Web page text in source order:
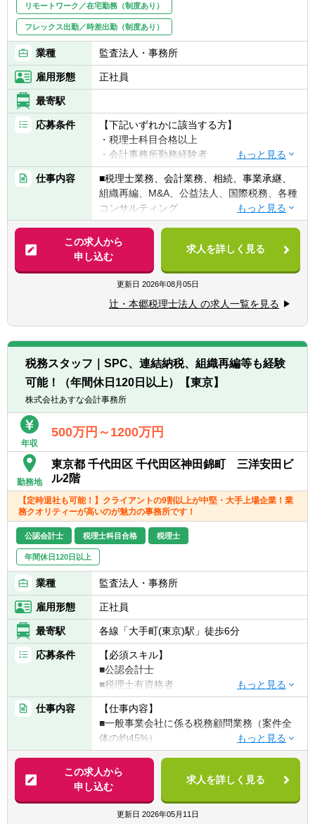
＜会社の特徴＞
【更なる成長を続けるカギ ～オーガニック
成長×M＆A成長～】
同社は1951年に日本で初めてのミニチュアベ
アリング専業メーカーとして誕生し、この約
70年間、積極的なM&Aを経て企業を拡大して
べアリングに代表される超精密機械加工部品
から、モーターやセンサー、半導体など、幅
広い先端技術により高精度な製品を世界に供
給しており、
家庭やオフィス、インフラなどあらゆるシー
ンで取り入れられ、人々が生活するのに欠か
せない、唯一無二の「相合」精密部品メーカ
ーです。
売上高は、2022年3月期においては1兆円を達
成し、9期連続で過去最高を更新中。
今後同社が目指す目標である、2029年3月期
における売上高2.5兆円、営業利益2,500億円
長」と「積極的なM&A」を両輪で行ってまい
ります。
同社は世界シェアNo.1の製品を多数有する国
内屈指のグローバルメーカーです。世界27ヶ
国で93製造拠点を展開。グループ全体の生産
高に占める海外比率は約9割となります。
2023年3月にミネベアミツミ東京本部を移転
致しました。
「東京クロステックガーデン」を構え、これ
まで以上に新たな技術の創出が叶う環境を整
備いたしました。
社員同士のコミュニケーションが活発に生ま
れるよう、オフィスのレイアウトには工夫を
こらしています。
フリーアドレスの導入や、吹き抜けやメゾネ
ットタイプの内階段を活用したコミュニケー
ションスペースを多数設置するなど、社員お
よび技術のシナジーが活発化する仕組みを随
所に施しています。
そのほか、健康を意識した日替わりメニュー
が揃う食堂、浜離宮と東京湾を一望できるカ
フェテリアスペースもオープンいたしまし
た。
リモートワーク／在宅勤務（制度あり）
フレックス出勤／時差出勤（制度あり）
業種 監査法人・事務所
雇用形態 正社員
最寄駅
応募条件
【下記いずれかに該当する方】
・税理士科目合格以上
・会計事務所勤務経験者
・公認会計士（監査経験1年以上ある方)※税
務業務未経験会計士の方も歓迎いたしま
す！！
・普通自動車免許
【求める人物像】
■税務・会計にとどまらず、総合的な観点か
ら経営コンサルティングに携りたい方
■経験・能力をフルに発揮できる環境で働き
【部署異動について】
■フリーエージェント制度
・年に2回上司を通さずに直接人事へ依頼を
出すことが可能です。
・希望が通る確率はおおよそ約60％程度で
・また、全国に拠点があるため、ご家庭の事
情によって比較的自由に変更することが可能
です。
仕事内容
■税理士業務、会計業務、相続、事業承継、
組織再編、M&A、公益法人、国際税務、各種
コンサルティング
【法人全体の特色】
■業界トップレベルの規模でお客様に対して
サービス提供しています。
■チーム連携：税理士、公認会計士、中小企
業診断士など、税務・会計に関わる様々な分
野のエキスパートが集結し、案件によって
は、互いにチームを組んで業務を進めること
があります。
■広範囲な取扱業務
一般企業をはじめ、医療法人、公益法人、社
会福祉法人、地方公共団体、海外法人、個人
と幅広いお客様に対して、税務・会計サービ
スを提供しています。
この求人から
申し込む
求人を詳しく見る
更新日 2026年08月05日
辻・本郷税理士法人 の求人一覧を見る
税務スタッフ｜SPC、連結納税、組織再編等も経験
可能！（年間休日120日以上）【東京】
株式会社あすな会計事務所
年収
500万円～1200万円
勤務地
東京都 千代田区 千代田区神田錦町 三洋安田ビ
ル2階
【定時退社も可能！】クライアントの9割以上が中堅・大手上場企業！業
務クオリティーが高いのが魅力の事務所です！
公認会計士 税理士科目合格 税理士
年間休日120日以上
業種 監査法人・事務所
雇用形態 正社員
最寄駅 各線「大手町(東京)駅」徒歩6分
応募条件
【必須スキル】
■公認会計士
■税理士有資格者
■科目合格者（3科目以上）で会計事務所での
経験が豊富な方
■SPCに関する業務経験をお持ちの方
【歓迎スキル】
■英語力のある方
【求める人物像】
■税務コンサルに興味があり、人と接するこ
仕事内容
【仕事内容】
■一般事業会社に係る税務顧問業務（案件全
体の約45%）
■組織再編、連結納税、相続対策等に係る会
計税務コンサルティング業務（約10％）
■SPCに係る会計税務業務(約45％)
【具体的には】
この求人から
申し込む
求人を詳しく見る
更新日 2026年05月11日